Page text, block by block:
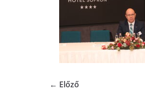
← Előző